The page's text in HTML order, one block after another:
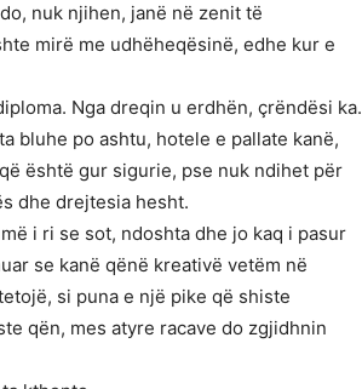
nuk njihen, janë në zenit të
mirë me udhëheqësinë, edhe kur e
Nga dreqin u erdhën, çrëndësi ka.
bluhe po ashtu, hotele e pallate kanë,
është gur sigurie, pse nuk ndihet për
dhe drejtesia hesht.
i ri se sot, ndoshta dhe jo kaq i pasur
se kanë qënë kreativë vetëm në
si puna e një pike që shiste
qën, mes atyre racave do zgjidhnin